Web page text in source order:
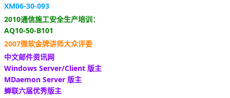
XM06-30-093
2010通信施工安全生产培训：
AQ10-50-B101
2007微软金牌讲师大众评委
中文邮件资讯网
Windows Server/Client 版主
MDaemon Server 版主
蝉联六届优秀版主